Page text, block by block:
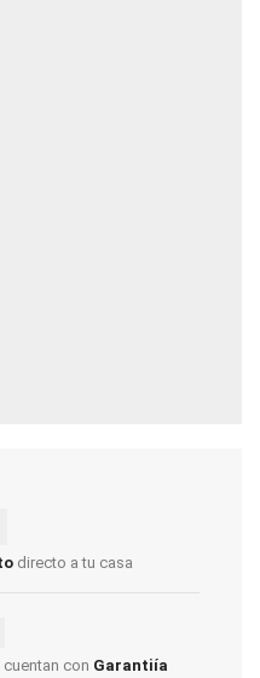
directo a tu casa
con Garantiía